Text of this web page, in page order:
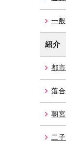
一
紹介
都
落
朝
二